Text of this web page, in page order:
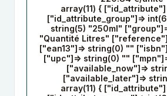
array(11) {
["id_attribute_group"]=>
string(5) "250ml"
"Quantité Litres"
["ean13"]=> string(0) ""
["upc"]=> string(0) ""
["available_now"]=>
["available_later"]=>
array(11) {